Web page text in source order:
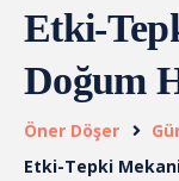
Etki-
Doğum
Öner Döşer
Etki-Tepki